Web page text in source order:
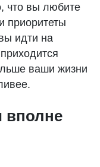
что вы любите
приоритеты
идти на
ваши жизни
вполне